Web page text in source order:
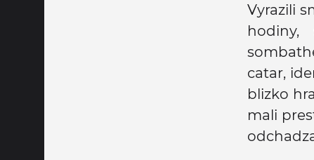
Vyrazili
hodiny,
catar,
blizko
mali